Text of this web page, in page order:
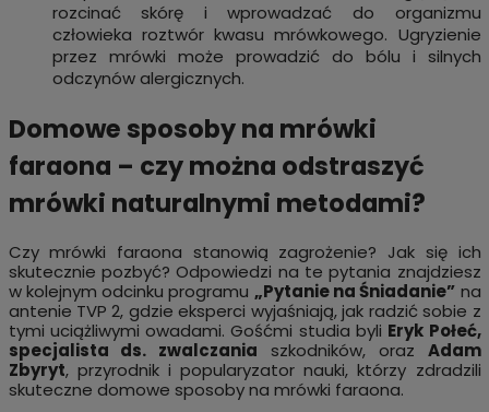
rozcinać skórę i wprowadzać do organizmu
człowieka roztwór kwasu mrówkowego. Ugryzienie
przez mrówki może prowadzić do bólu i silnych
odczynów alergicznych.
Domowe sposoby na mrówki
faraona – czy można odstraszyć
mrówki naturalnymi metodami?
Czy mrówki faraona stanowią zagrożenie? Jak się ich
skutecznie pozbyć? Odpowiedzi na te pytania znajdziesz
w kolejnym odcinku programu „Pytanie na Śniadanie” na
antenie TVP 2, gdzie eksperci wyjaśniają, jak radzić sobie z
tymi uciążliwymi owadami. Gośćmi studia byli Eryk Połeć,
specjalista ds. zwalczania szkodników, oraz Adam
Zbyryt, przyrodnik i popularyzator nauki, którzy zdradzili
skuteczne domowe sposoby na mrówki faraona.